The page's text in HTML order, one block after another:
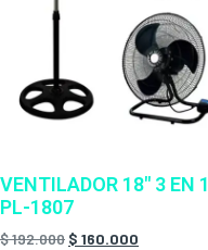
VENTILADOR 18″ 3 EN 1
PL-1807
$192.000 $ 160.000